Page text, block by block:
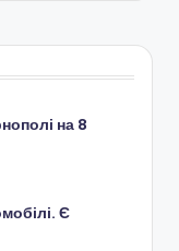
на 8
Є